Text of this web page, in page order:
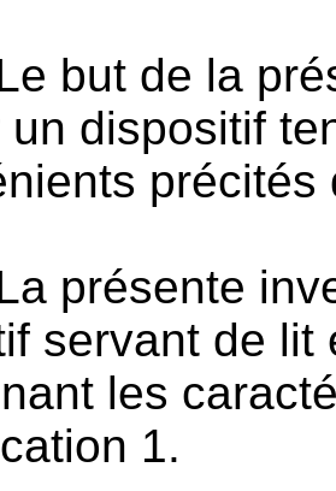
but de la
un dispositif
présente
servant de lit
les
1.